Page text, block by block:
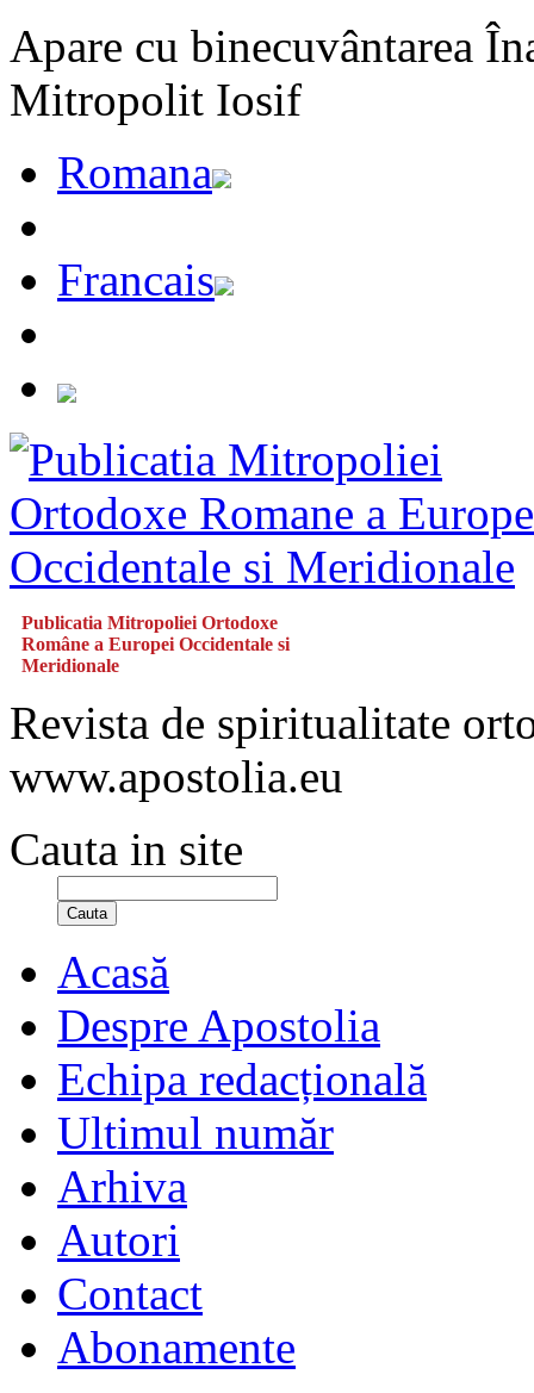
Apare cu binecuvântarea
Mitropolit Iosif
Romana
Francais
Publicatia Mitropoliei Ortodoxe
Române a Europei Occidentale si
Meridionale
Revista de spiritualitate
www.apostolia.eu
Cauta in site
Cauta
Acasă
Despre Apostolia
Echipa redacțională
Ultimul număr
Arhiva
Autori
Contact
Abonamente